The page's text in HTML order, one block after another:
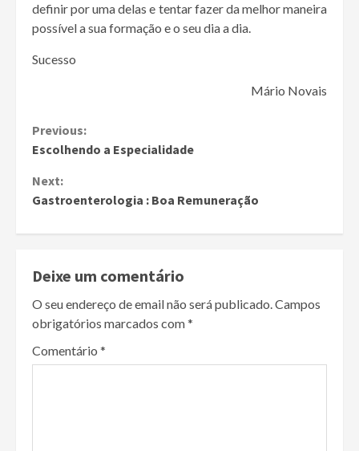
definir por uma delas e tentar fazer da melhor maneira
possível a sua formação e o seu dia a dia.
Sucesso
Mário Novais
Continue
Previous:
Escolhendo a Especialidade
Next:
Gastroenterologia : Boa Remuneração
Deixe um comentário
O seu endereço de email não será publicado.Campos
obrigatórios marcados com*
Comentário *